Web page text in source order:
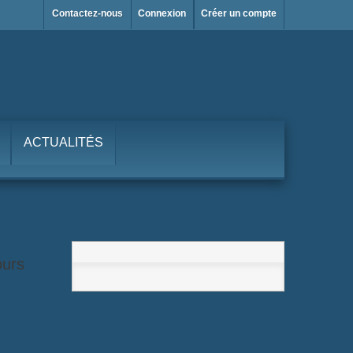
Créer un compte
Connexion
Contactez-nous
ACTUALITÉS